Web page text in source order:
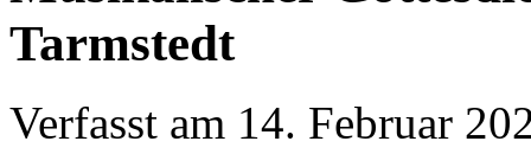
Tarmstedt
Verfasst am 14. Februar